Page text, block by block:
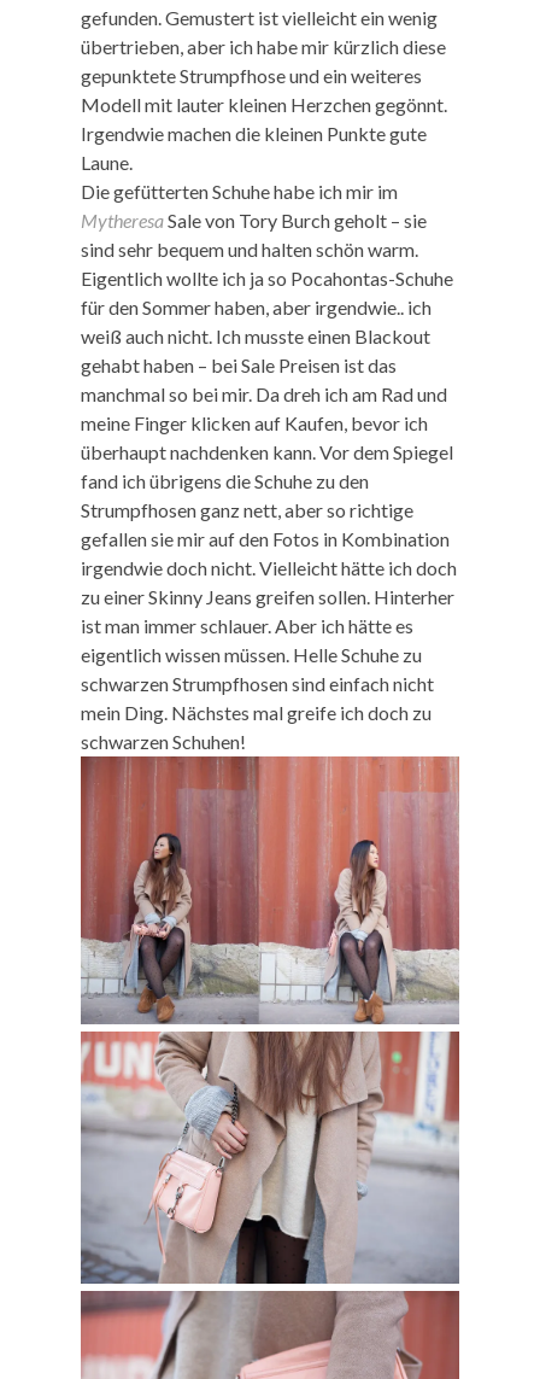
gefunden. Gemustert ist vielleicht ein wenig
übertrieben, aber ich habe mir kürzlich diese
gepunktete Strumpfhose und ein weiteres
Modell mit lauter kleinen Herzchen gegönnt.
Irgendwie machen die kleinen Punkte gute
Laune.
Die gefütterten Schuhe habe ich mir im
MytheresaSale von Tory Burch geholt – sie
sind sehr bequem und halten schön warm.
Eigentlich wollte ich ja so Pocahontas-Schuhe
für den Sommer haben, aber irgendwie.. ich
weiß auch nicht. Ich musste einen Blackout
gehabt haben – bei Sale Preisen ist das
manchmal so bei mir. Da dreh ich am Rad und
meine Finger klicken auf Kaufen, bevor ich
überhaupt nachdenken kann. Vor dem Spiegel
fand ich übrigens die Schuhe zu den
Strumpfhosen ganz nett, aber so richtige
gefallen sie mir auf den Fotos in Kombination
irgendwie doch nicht. Vielleicht hätte ich doch
zu einer Skinny Jeans greifen sollen. Hinterher
ist man immer schlauer. Aber ich hätte es
eigentlich wissen müssen. Helle Schuhe zu
schwarzen Strumpfhosen sind einfach nicht
mein Ding. Nächstes mal greife ich doch zu
schwarzen Schuhen!